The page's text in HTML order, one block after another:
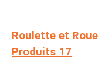
Roulette et Roue
Produits 17